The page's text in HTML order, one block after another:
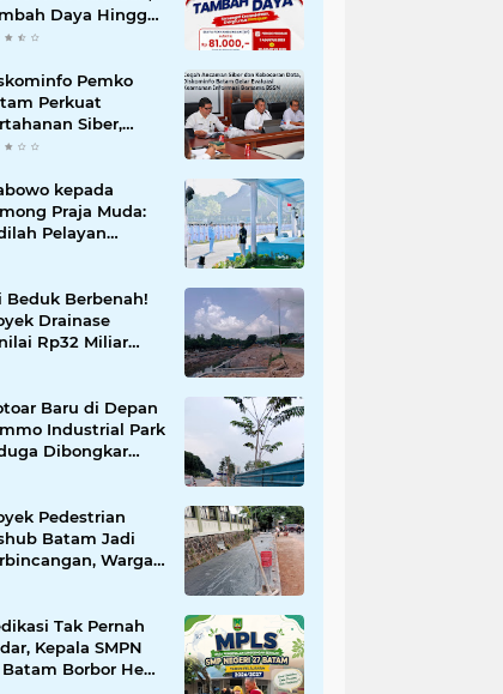
Daya Hingga
VA Hanya Rp81
Pemko
Perkuat
Siber,
OPD
Pemerintah
kepada
Praja Muda:
Pelayan
Beduk Berbenah!
Drainase
Rp32 Miliar
Baru di Depan
Industrial Park
Dibongkar
Pedestrian
Batam Jadi
Warga
APBD
Tak Pernah
Kepala SMPN
Borbor Hehe